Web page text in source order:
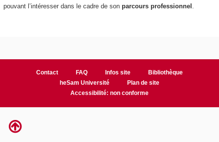
pouvant l’intéresser dans le cadre de son parcours professionnel
Contact FAQ Infos site
Bibliothèque
heSam Université
Plan de site
Accessibilité: non conforme